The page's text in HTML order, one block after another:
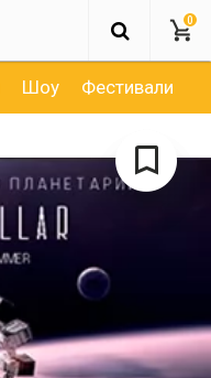
0
Шоу Фестивали